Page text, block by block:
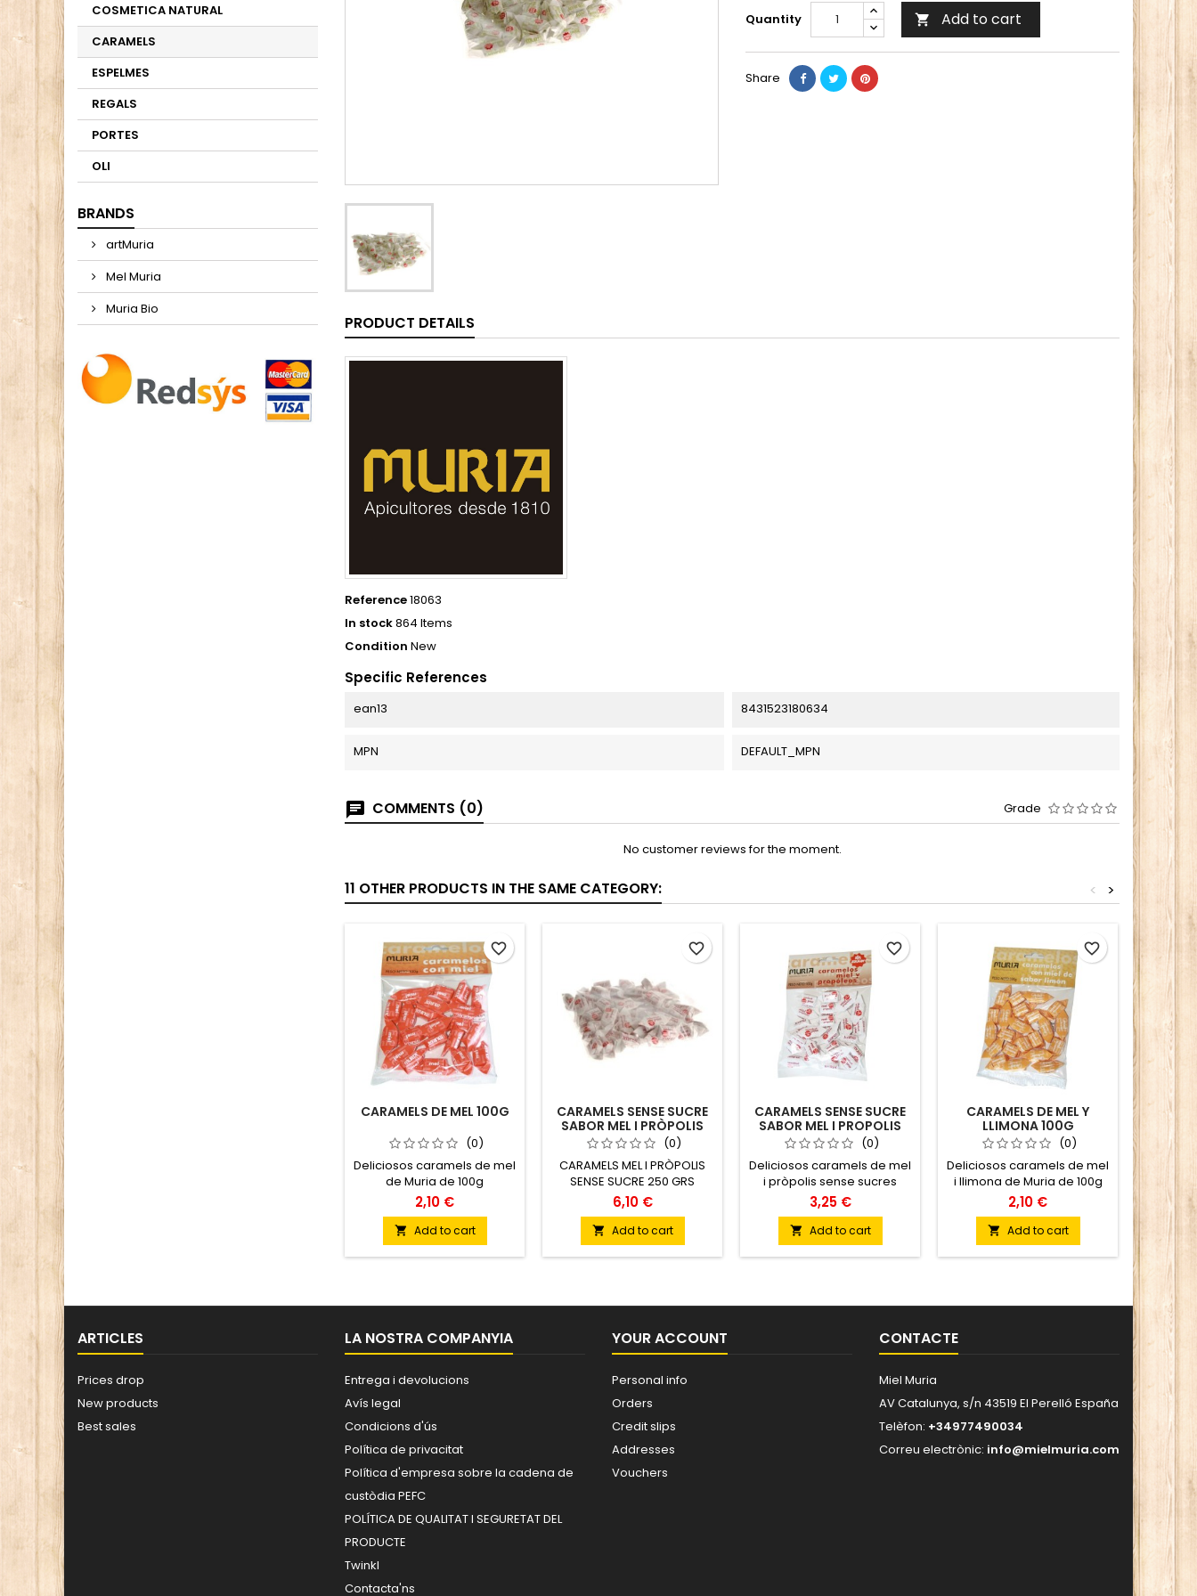
COSMETICA NATURAL
CARAMELS
ESPELMES
REGALS
PORTES
OLI
BRANDS
artMuria
Mel Muria
Muria Bio
Quantity  Add to cart
Share
PRODUCT DETAILS
Reference18063
In stock864 Items
Condition New
Specific References
ean13 8431523180634
MPN DEFAULT_MPN
COMMENTS (0) Grade
No customer reviews for the moment.
11 OTHER PRODUCTS IN THE SAME CATEGORY: >
<
CARAMELS DE MEL 100G
(0)
Deliciosos caramels de mel
de Muria de 100g
2,10 €
 Add to cart
favorite_border
CARAMELS SENSE SUCRE
SABOR MEL I PRÒPOLIS
250 GRS (0)
CARAMELS MEL I PRÒPOLIS
SENSE SUCRE 250 GRS
6,10 €
 Add to cart
favorite_border
CARAMELS SENSE SUCRE
SABOR MEL I PROPOLIS
100G
(0)
Deliciosos caramels de mel
i pròpolis sense sucres
afegits.
3,25 €
 Add to cart
favorite_border
CARAMELS DE MEL Y
LLIMONA 100G
(0)
Deliciosos caramels de mel
i llimona de Muria de 100g
2,10 €
 Add to cart
favorite_border
ARTICLES
Prices drop
New products
Best sales
LA NOSTRA COMPANYIA
Entrega i devolucions
Avís legal
Condicions d'ús
Política de privacitat
Política d'empresa sobre la cadena de
custòdia PEFC
POLÍTICA DE QUALITAT I SEGURETAT DEL
PRODUCTE
Twinkl
Contacta'ns
YOUR ACCOUNT
Personal info
Orders
Credit slips
Addresses
Vouchers
CONTACTE
Miel Muria
AV Catalunya, s/n 43519 El Perelló España
Telèfon: +34977490034
Correu electrònic: info@mielmuria.com